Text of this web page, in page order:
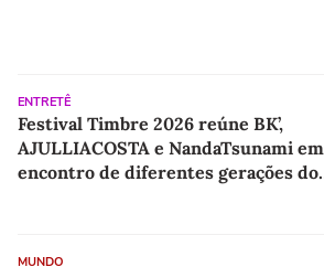
ENTRETÊ
Festival Timbre 2026 reúne BK’,
AJULLIACOSTA e NandaTsunami em
encontro de diferentes gerações do
MUNDO